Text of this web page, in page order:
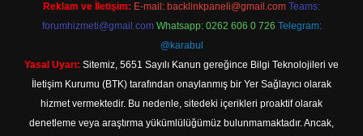
Reklam ve İletişim: E-mail: backlinkpaneli@gmail.com Teams:
forumhizmeti@gmail.com Whatsapp: 0262 606 0 726 Telegram:
@karabul
Yasal Uyarı: Sitemiz, 5651 Sayılı Kanun gereğince Bilgi Teknolojileri ve
İletişim Kurumu (BTK) tarafından onaylanmış bir Yer Sağlayıcı olarak
hizmet vermektedir. Bu nedenle, sitedeki içerikleri proaktif olarak
denetleme veya araştırma yükümlülüğümüz bulunmamaktadır. Ancak,